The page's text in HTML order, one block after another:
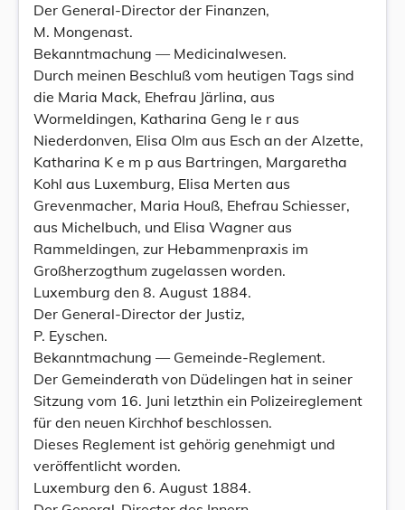
Der General-Director der Finanzen,
M. Mongenast.
Bekanntmachung — Medicinalwesen.
Durch meinen Beschluß vom heutigen Tags sind
die Maria Mack, Ehefrau Järlina, aus
Wormeldingen, Katharina Geng le r aus
Niederdonven, Elisa OIm aus Esch an der Alzette,
Katharina K e m p aus Bartringen, Margaretha
Kohl aus Luxemburg, Elisa Merten aus
Grevenmacher, Maria Houß, Ehefrau Schiesser,
aus Michelbuch, und Elisa Wagner aus
Rammeldingen, zur Hebammenpraxis im
Großherzogthum zugelassen worden.
Luxemburg den 8. August 1884.
Der General-Director der Justiz,
P. Eyschen.
Bekanntmachung — Gemeinde-Reglement.
Der Gemeinderath von Düdelingen hat in seiner
Sitzung vom 16. Juni letzthin ein Polizeireglement
für den neuen Kirchhof beschlossen.
Dieses Reglement ist gehörig genehmigt und
veröffentlicht worden.
Luxemburg den 6. August 1884.